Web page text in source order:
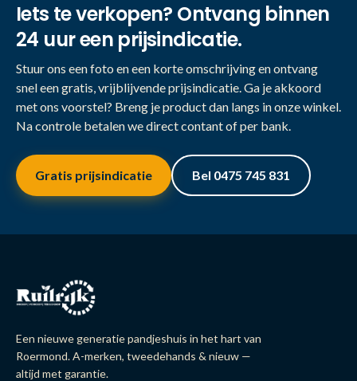
Iets te verkopen? Ontvang binnen
24 uur een prijsindicatie.
Stuur ons een foto en een korte omschrijving en ontvang
snel een gratis, vrijblijvende prijsindicatie. Ga je akkoord
met ons voorstel? Breng je product dan langs in onze winkel.
Na controle betalen we direct contant of per bank.
Gratis prijsindicatie Bel 0475 745 831
Een nieuwe generatie pandjeshuis in het hart van
Roermond. A-merken, tweedehands & nieuw —
altijd met garantie.